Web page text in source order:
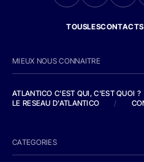
MIEUX NOUS CONNAITRE
ATLANTICO C'EST QUI, C'EST QUOI ?
LE RESEAU D'ATLANTICO
/
CATEGORIES